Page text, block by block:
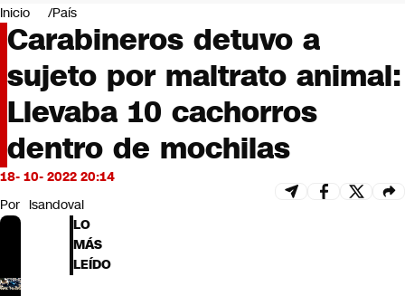
Negocios
Deportes
Programas completos
Cultura
Servicios
Bits
CNN tiempo
Futuro 360
Inicio País
Carabineros detuvo a
sujeto por maltrato animal:
Llevaba 10 cachorros
dentro de mochilas
18- 10- 2022 20:14
Por lsandoval
LO
MÁS
LEÍDO